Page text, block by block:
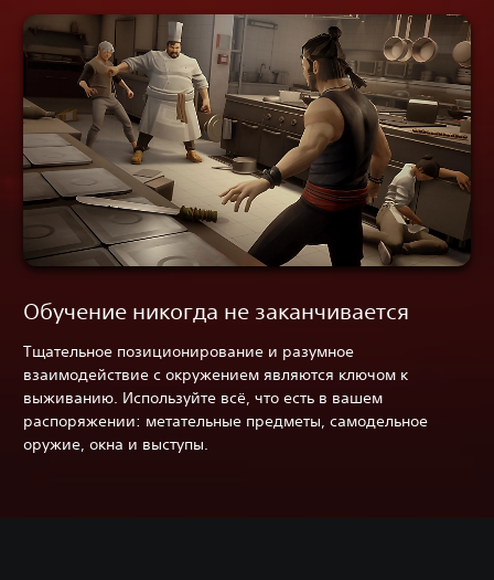
Обучение никогда не заканчивается
Тщательное позиционирование и разумное
взаимодействие с окружением являются ключом к
выживанию. Используйте всё, что есть в вашем
распоряжении: метательные предметы, самодельное
оружие, окна и выступы.